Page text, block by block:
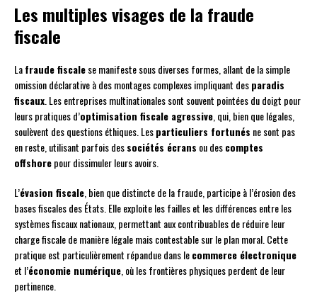
Les multiples visages de la fraude
fiscale
Lafraude fiscalese manifeste sous diverses formes, allant de la simple
omission déclarative à des montages complexes impliquant desparadis
fiscaux . Les entreprises multinationales sont souvent pointées du doigt pour
leurs pratiques d’optimisation fiscale agressive , qui, bien que légales,
soulèvent des questions éthiques. Lesparticuliers fortunés ne sont pas
en reste, utilisant parfois dessociétés écrans ou descomptes
offshorepour dissimuler leurs avoirs.
L’évasion fiscale , bien que distincte de la fraude, participe à l’érosion des
bases fiscales des États. Elle exploite les failles et les différences entre les
systèmes fiscaux nationaux, permettant aux contribuables de réduire leur
charge fiscale de manière légale mais contestable sur le plan moral. Cette
pratique est particulièrement répandue dans lecommerce électronique
et l’économie numérique , où les frontières physiques perdent de leur
pertinence.